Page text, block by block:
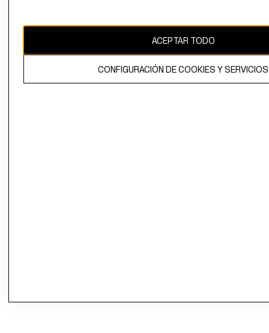
propiedad de H&M Hennes & Mauritz AB.ACEPTAR TODO
CONFIGURACIÓN DE COOKIES Y SERVICIOS